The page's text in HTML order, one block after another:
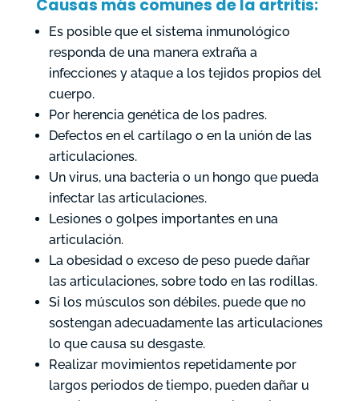
Causas más comunes de la artritis:
Es posible que el sistema inmunológico
responda de una manera extraña a
infecciones y ataque a los tejidos propios del
cuerpo.
Por herencia genética de los padres.
Defectos en el cartílago o en la unión de las
articulaciones.
Un virus, una bacteria o un hongo que pueda
infectar las articulaciones.
Lesiones o golpes importantes en una
articulación.
La obesidad o exceso de peso puede dañar
las articulaciones, sobre todo en las rodillas.
Si los músculos son débiles, puede que no
sostengan adecuadamente las articulaciones
lo que causa su desgaste.
Realizar movimientos repetidamente por
largos periodos de tiempo, pueden dañar u